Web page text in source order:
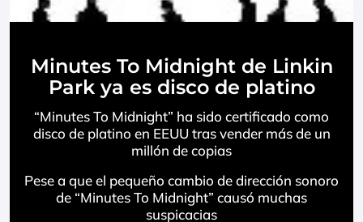
Minutes To Midnight de Linkin
Park ya es disco de platino
“Minutes To Midnight” ha sido certificado como
disco de platino en EEUU tras vender más de un
millón de copias
Pese a que el pequeño cambio de dirección sonoro
de “Minutes To Midnight” causó muchas
suspicacias